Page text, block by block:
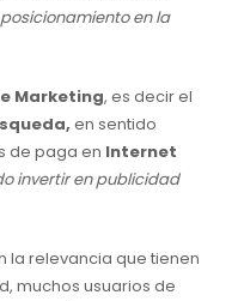
en la
Marketing, es decir el
en sentido
de paga en Internet
invertir en publicidad
la relevancia que tienen
muchos usuarios de